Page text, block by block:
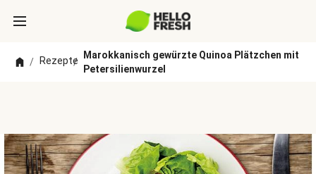
/ Rezepte
/
Marokkanisch gewürzte Quinoa Plätzchen mit
Petersilienwurzel